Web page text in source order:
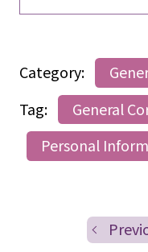
Category:
Tag:
General
Personal